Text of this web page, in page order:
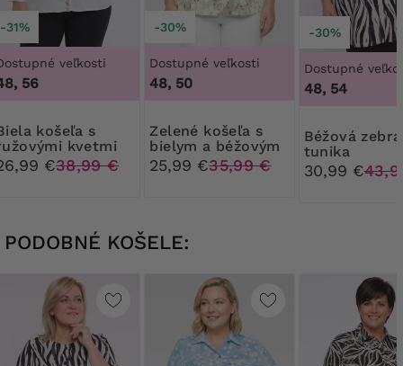
-31%
veľkosti
56
s
kvetmi
ramenách
€38,99 €
-30%
Dostupné veľkosti
48, 50
Zelené košeľa s
bielym a béžovým
vzorom
25,99 €35,99 €
-30%
Dostupné
48, 54
Béžová zebra
tunika
30,99 €
PODOBNÉ KOŠELE: